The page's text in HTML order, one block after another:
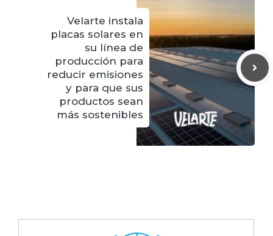
Velarte instala
placas solares en
su línea de
producción para
reducir emisiones
y para que sus
productos sean
más sostenibles